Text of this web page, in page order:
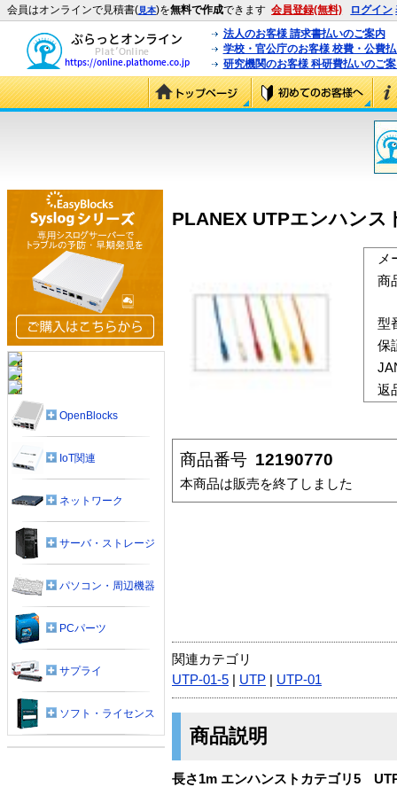
会員はオンラインで見積書(見本)を無料で作成できます 会員登録(無料) ログイン
法人のお客様 請求書払いのご案内
学校・官公庁のお客様 校費・公費
研究機関のお客様 科研費払いのご
PLANEX UTPエンハン
メ
商
型
保
返
商品番号 12190770
本商品は販売を終了しました
関連カテゴリ
UTP-01-5
UTP UTP-01
商品説明
長さ1m エンハンストカテゴリ5
OpenBlocks
IoT関連
ネットワーク
サーバ・ストレージ
パソコン・周辺機器
PCパーツ
サプライ
ソフト・ライセンス